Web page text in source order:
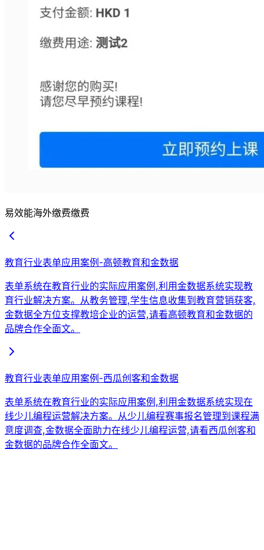
易效能海外缴费缴费
教育行业表单应用案例-高顿教育和金数据
表单系统在教育行业的实际应用案例,利用金数据系统实现教
育行业解决方案。从教务管理,学生信息收集到教育营销获客,
金数据全方位支撑教培企业的运营,请看高顿教育和金数据的
品牌合作全面文。
教育行业表单应用案例-西瓜创客和金数据
表单系统在教育行业的实际应用案例,利用金数据系统实现在
线少儿编程运营解决方案。从少儿编程赛事报名管理到课程满
意度调查,金数据全面助力在线少儿编程运营,请看西瓜创客和
金数据的品牌合作全面文。